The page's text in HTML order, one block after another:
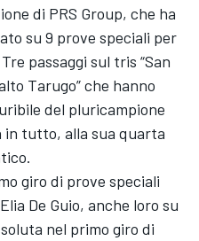
di PRS Group, che ha
su 9 prove speciali per
passaggi sul tris “San
Tarugo” che hanno
del pluricampione
tutto, alla sua quarta
giro di prove speciali
De Guio, anche loro su
nel primo giro di